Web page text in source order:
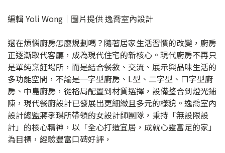
編輯 Yoli Wong｜圖片提供 逸喬室內設計
還在煩惱廚房怎麼規劃嗎？隨著居家生活習慣的改變，廚房
正逐漸取代客廳，成為現代住宅的新核心。現代廚房不再只
是單純烹飪場所，而是結合餐敘、交流、展示與品味生活的
多功能空間，不論是一字型廚房、L型、二字型、ㄇ字型廚
房、中島廚房，從格局配置到材質選擇，設備整合到燈光鋪
陳，現代餐廚設計已發展出更細緻且多元的樣貌。逸喬室內
設計總監蔣孝琪所帶領的女設計師團隊，秉持「無設限設
計」的核心精神，以「全心打造宜居，成就心靈富足的家」
為目標，經驗豐富口碑好評，